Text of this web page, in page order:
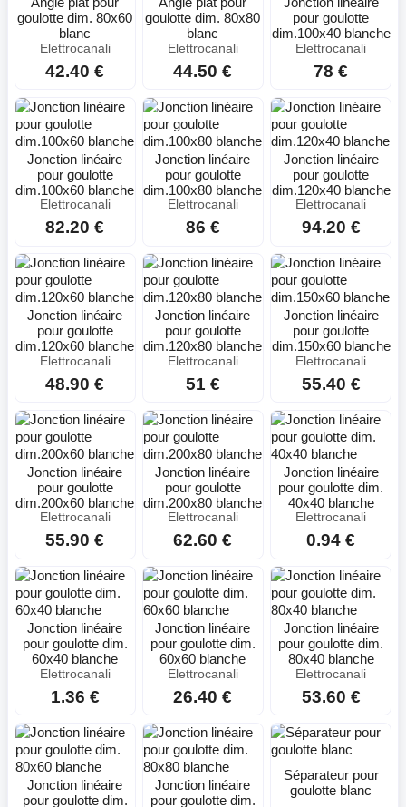
goulotte dim. 80x60
blanc
Elettrocanali
42.40 €
goulotte dim. 80x80
blanc
Elettrocanali
44.50 €
pour goulotte
dim.100x40 blanche
Elettrocanali
78 €
Jonction linéaire
pour goulotte
dim.100x60 blanche
Elettrocanali
82.20 €
Jonction linéaire
pour goulotte
dim.100x80 blanche
Elettrocanali
86 €
Jonction linéaire
pour goulotte
dim.120x40 blanche
Elettrocanali
94.20 €
Jonction linéaire
pour goulotte
dim.120x60 blanche
Elettrocanali
48.90 €
Jonction linéaire
pour goulotte
dim.120x80 blanche
Elettrocanali
51 €
Jonction linéaire
pour goulotte
dim.150x60 blanche
Elettrocanali
55.40 €
Jonction linéaire
pour goulotte
dim.200x60 blanche
Elettrocanali
55.90 €
Jonction linéaire
pour goulotte
dim.200x80 blanche
Elettrocanali
62.60 €
Jonction linéaire
pour goulotte dim.
40x40 blanche
Elettrocanali
0.94 €
Jonction linéaire
pour goulotte dim.
60x40 blanche
Elettrocanali
1.36 €
Jonction linéaire
pour goulotte dim.
60x60 blanche
Elettrocanali
26.40 €
Jonction linéaire
pour goulotte dim.
80x40 blanche
Elettrocanali
53.60 €
Jonction linéaire
pour goulotte dim.
Jonction linéaire
pour goulotte dim.
Séparateur pour
goulotte blanc